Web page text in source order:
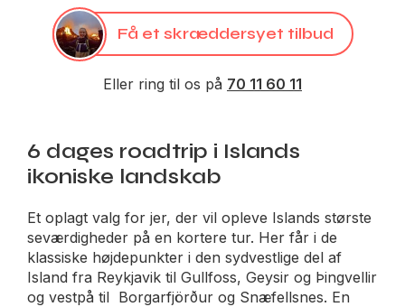
Få et skræddersyet tilbud
Eller ring til os på 70 11 60 11
6 dages roadtrip i Islands
ikoniske landskab
Et oplagt valg for jer, der vil opleve Islands største
seværdigheder på en kortere tur. Her får i de
klassiske højdepunkter i den sydvestlige del af
Island fra Reykjavik til Gullfoss, Geysir og Þingvellir
og vestpå til Borgarfjörður og Snæfellsnes. En